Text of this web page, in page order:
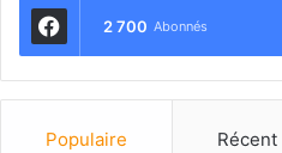
2 700 Abonnés
Populaire Récent